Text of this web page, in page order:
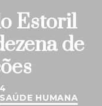
Estoril
de
SAÚDE HUMANA